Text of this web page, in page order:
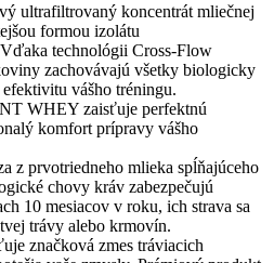
ultrafiltrovaný koncentrát mliečnej
formou izolátu
technológii Cross-Flow
zachovávajú všetky biologicky
vášho tréningu.
WHEY zaisťuje perfektnú
komfort prípravy vášho
z prvotriedneho mlieka spĺňajúceho
chovy kráv zabezpečujú
10 mesiacov v roku, ich strava sa
trávy alebo krmovín.
značková zmes tráviacich